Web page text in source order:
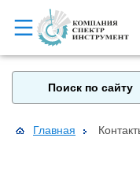
Главная